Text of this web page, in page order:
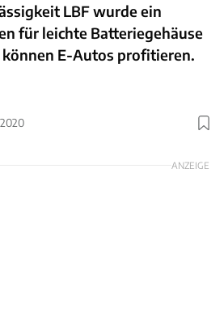
LBF wurde ein
für leichte Batteriegehäuse
E-Autos profitieren.
Foto: Fraunhofer LBF
ANZEIGE